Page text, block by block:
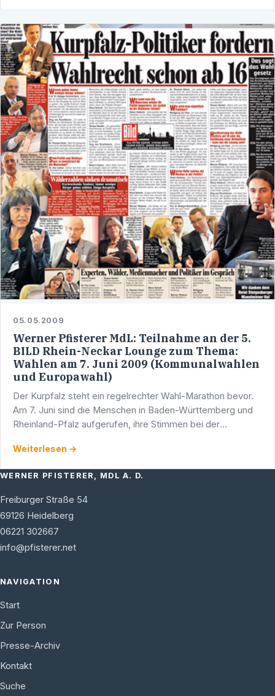
05.05.2009
Werner Pfisterer MdL: Teilnahme an der 5.
BILD Rhein-Neckar Lounge zum Thema:
Wahlen am 7. Juni 2009 (Kommunalwahlen
und Europawahl)
Der Kurpfalz steht ein regelrechter Wahl-Marathon bevor.
Am 7. Juni sind die Menschen in Baden-Württemberg und
Rheinland-Pfalz aufgerufen, ihre Stimmen bei der
Weiterlesen →
WERNER PFISTERER, MDL A. D.
Freiburger Straße 54
69126 Heidelberg
06221 302667
info@pfisterer.net
NAVIGATION
Start
Zur Person
Presse-Archiv
Kontakt
Suche